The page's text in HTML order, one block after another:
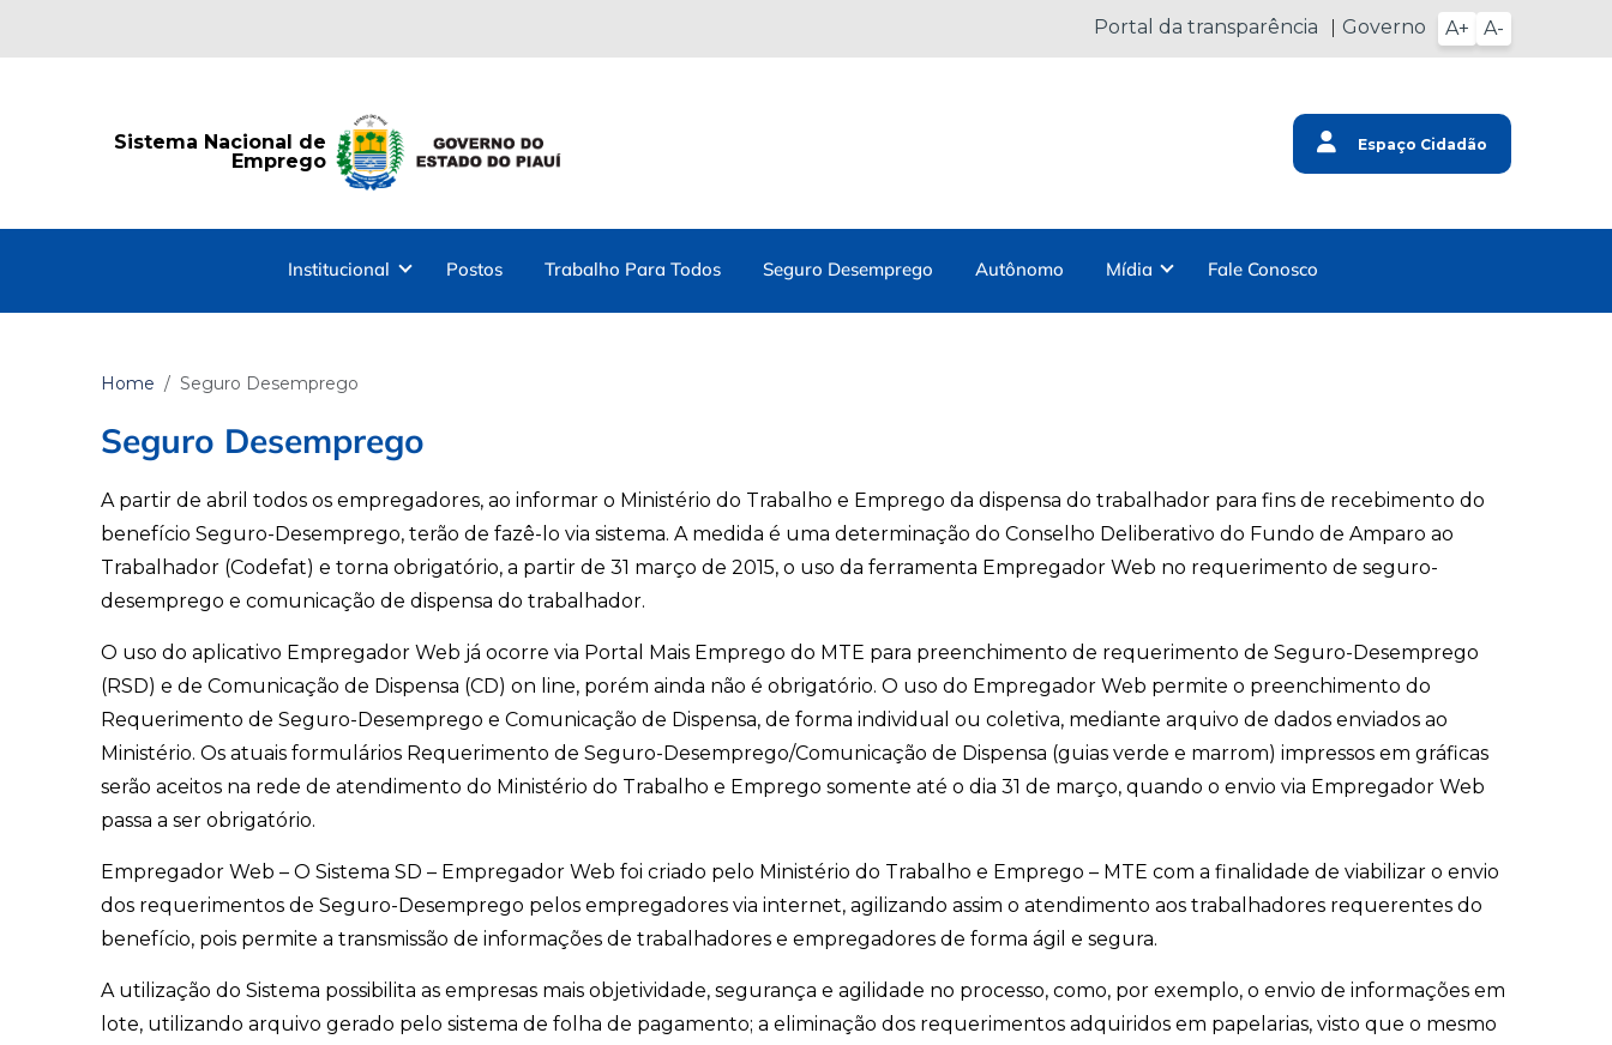
Portal da transparência Governo A+ A-
Sistema Nacional de
Emprego
Espaço Cidadão
Institucional Postos Trabalho Para Todos Seguro Desemprego Autônomo Mídia Fale Conosco
Home Seguro Desemprego
Seguro Desemprego
A partir de abril todos os empregadores, ao informar o Ministério do Trabalho e Emprego da dispensa do trabalhador para fins de recebimento do
benefício Seguro-Desemprego, terão de fazê-lo via sistema. A medida é uma determinação do Conselho Deliberativo do Fundo de Amparo ao
Trabalhador (Codefat) e torna obrigatório, a partir de 31 março de 2015, o uso da ferramenta Empregador Web no requerimento de seguro-
desemprego e comunicação de dispensa do trabalhador.
O uso do aplicativo Empregador Web já ocorre via Portal Mais Emprego do MTE para preenchimento de requerimento de Seguro-Desemprego
(RSD) e de Comunicação de Dispensa (CD) on line, porém ainda não é obrigatório. O uso do Empregador Web permite o preenchimento do
Requerimento de Seguro-Desemprego e Comunicação de Dispensa, de forma individual ou coletiva, mediante arquivo de dados enviados ao
Ministério. Os atuais formulários Requerimento de Seguro-Desemprego/Comunicação de Dispensa (guias verde e marrom) impressos em gráficas
serão aceitos na rede de atendimento do Ministério do Trabalho e Emprego somente até o dia 31 de março, quando o envio via Empregador Web
passa a ser obrigatório.
Empregador Web – O Sistema SD – Empregador Web foi criado pelo Ministério do Trabalho e Emprego – MTE com a finalidade de viabilizar o envio
dos requerimentos de Seguro-Desemprego pelos empregadores via internet, agilizando assim o atendimento aos trabalhadores requerentes do
benefício, pois permite a transmissão de informações de trabalhadores e empregadores de forma ágil e segura.
A utilização do Sistema possibilita as empresas mais objetividade, segurança e agilidade no processo, como, por exemplo, o envio de informações em
lote, utilizando arquivo gerado pelo sistema de folha de pagamento; a eliminação dos requerimentos adquiridos em papelarias, visto que o mesmo